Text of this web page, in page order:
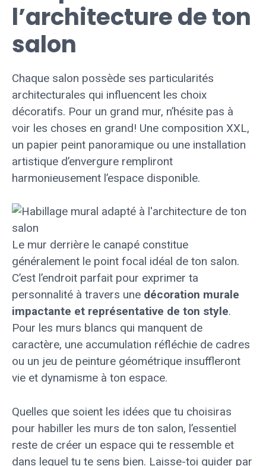
l’architecture de ton
salon
Chaque salon possède ses particularités
architecturales qui influencent les choix
décoratifs. Pour un grand mur, n’hésite pas à
voir les choses en grand! Une composition XXL,
un papier peint panoramique ou une installation
artistique d’envergure rempliront
harmonieusement l’espace disponible.
Le mur derrière le canapé constitue
généralement le point focal idéal de ton salon.
C’est l’endroit parfait pour exprimer ta
personnalité à travers une décoration murale
impactante et représentative de ton style.
Pour les murs blancs qui manquent de
caractère, une accumulation réfléchie de cadres
ou un jeu de peinture géométrique insuffleront
vie et dynamisme à ton espace.
Quelles que soient les idées que tu choisiras
pour habiller les murs de ton salon, l’essentiel
reste de créer un espace qui te ressemble et
dans lequel tu te sens bien. Laisse-toi guider par